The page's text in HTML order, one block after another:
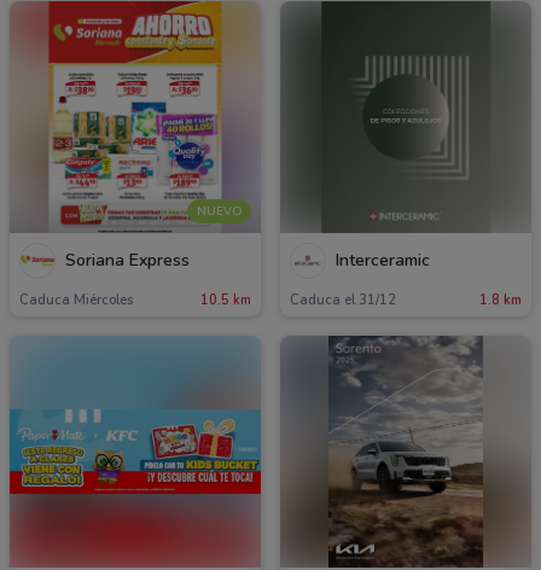
NUEVO
Soriana Express
Caduca Miércoles 10.5 km
Interceramic
Caduca el 31/12 1.8 km